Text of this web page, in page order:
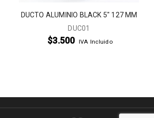
DUCTO ALUMINIO BLACK 5″ 127 MM
DUC01
$3.500 IVA Incluido